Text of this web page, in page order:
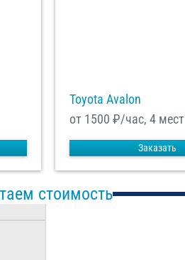
Toyota Avalon
от 1500 ₽/час, 4 мест
Заказать
стоимость